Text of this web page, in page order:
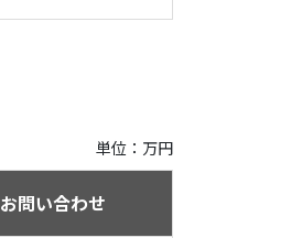
単位：万円
お問い合わせ